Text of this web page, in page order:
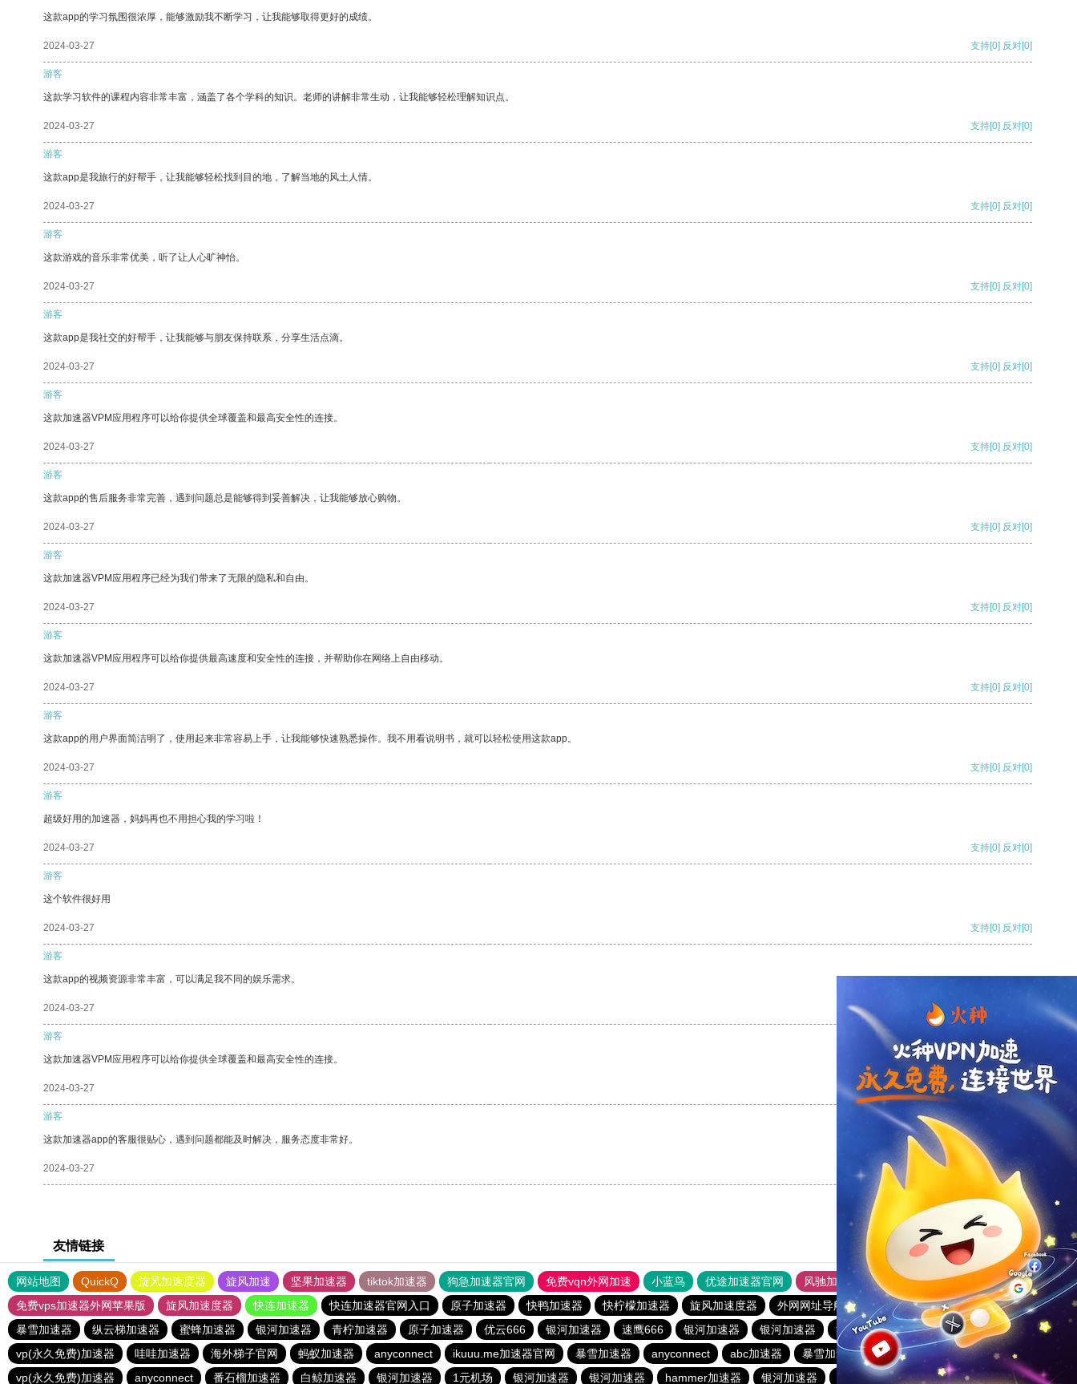
这款app的学习氛围很浓厚，能够激励我不断学习，让我能够取得更好的成绩。
2024-03-27 支持[0] 反对[0]
游客
这款学习软件的课程内容非常丰富，涵盖了各个学科的知识。老师的讲解非常生动，让我能够轻松理解知识点。
2024-03-27 支持[0] 反对[0]
游客
这款app是我旅行的好帮手，让我能够轻松找到目的地，了解当地的风土人情。
2024-03-27 支持[0] 反对[0]
游客
这款游戏的音乐非常优美，听了让人心旷神怡。
2024-03-27 支持[0] 反对[0]
游客
这款app是我社交的好帮手，让我能够与朋友保持联系，分享生活点滴。
2024-03-27 支持[0] 反对[0]
游客
这款加速器VPM应用程序可以给你提供全球覆盖和最高安全性的连接。
2024-03-27 支持[0] 反对[0]
游客
这款app的售后服务非常完善，遇到问题总是能够得到妥善解决，让我能够放心购物。
2024-03-27 支持[0] 反对[0]
游客
这款加速器VPM应用程序已经为我们带来了无限的隐私和自由。
2024-03-27 支持[0] 反对[0]
游客
这款加速器VPM应用程序可以给你提供最高速度和安全性的连接，并帮助你在网络上自由移动。
2024-03-27 支持[0] 反对[0]
游客
这款app的用户界面简洁明了，使用起来非常容易上手，让我能够快速熟悉操作。我不用看说明书，就可以轻松使用这款app。
2024-03-27 支持[0] 反对[0]
游客
超级好用的加速器，妈妈再也不用担心我的学习啦！
2024-03-27 支持[0] 反对[0]
游客
这个软件很好用
2024-03-27 支持[0] 反对[0]
游客
这款app的视频资源非常丰富，可以满足我不同的娱乐需求。
2024-03-27 支持
游客
这款加速器VPM应用程序可以给你提供全球覆盖和最高安全性的连接。
2024-03-27 支持[0] 反对[0]
游客
这款加速器app的客服很贴心，遇到问题都能及时解决，服务态度非常好。
2024-03-27 支持[0] 反对[0]
友情链接
网站地图 QuickQ 旋风加速度器 旋风加速 坚果加速器 tiktok加速器 狗急加速器官网 免费vqn外网加速 小蓝鸟 优途加速器官网 风驰加速器
旋风加速器
免费vps加速器外网苹果版
旋风加速度器 快连加速器 快连加速器官网入口 原子加速器 快鸭加速器 快柠檬加速器 旋风加速度器 外网网址导航 软件中心
银河加速器
暴雪加速器
纵云梯加速器 蜜蜂加速器 银河加速器 青柠加速器 原子加速器 优云666 银河加速器 速鹰666 银河加速器 银河加速器 海鸥加速器
1元机场
vp(永久免费)加速器
哇哇加速器 海外梯子官网 蚂蚁加速器 anyconnect ikuuu.me加速器官网 暴雪加速器 anyconnect abc加速器 暴雪加速器 荔枝加速器
暴雪加速器
vp(永久免费)加速器
anyconnect 番石榴加速器 白鲸加速器 银河加速器 1元机场 银河加速器 银河加速器 hammer加速器 银河加速器 青柠加速器 银河加速器 橘子加速器